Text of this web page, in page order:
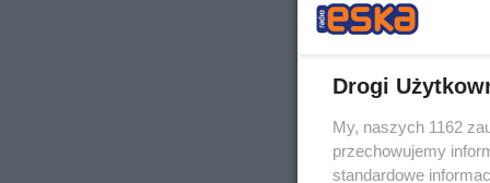
Drogi
My, naszych 1162
przechowujemy
standardowe